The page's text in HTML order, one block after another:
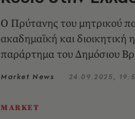
Ο Πρύτανης του μητρικού
ακαδημαϊκή και διοικητική
παράρτημα του Δημόσιου
Market News 24.09.2025,
MARKET